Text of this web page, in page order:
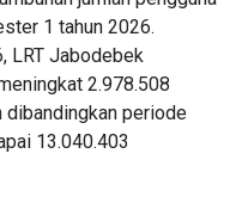
1 tahun 2026.
LRT Jabodebek
2.978.508
dibandingkan periode
13.040.403